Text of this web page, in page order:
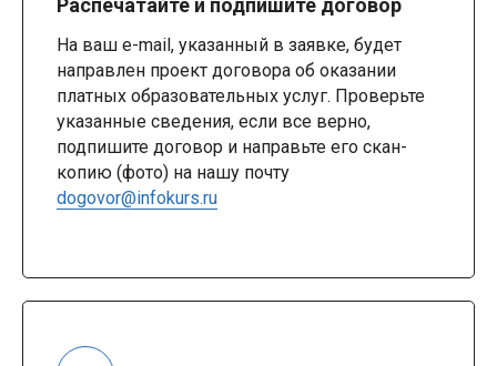
На ваш e-mail, указанный в заявке, будет
направлен проект договора об оказании
платных образовательных услуг. Проверьте
указанные сведения, если все верно,
подпишите договор и направьте его скан-
копию (фото) на нашу почту
dogovor@infokurs.ru